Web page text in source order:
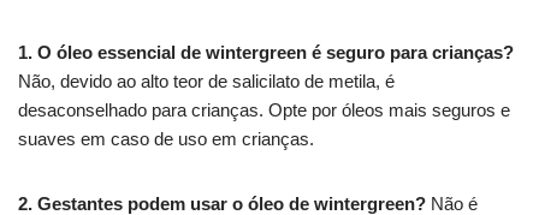
1. O óleo essencial de wintergreen é seguro para crianças?
Não, devido ao alto teor de salicilato de metila, é
desaconselhado para crianças. Opte por óleos mais seguros e
suaves em caso de uso em crianças.
2. Gestantes podem usar o óleo de wintergreen? Não é